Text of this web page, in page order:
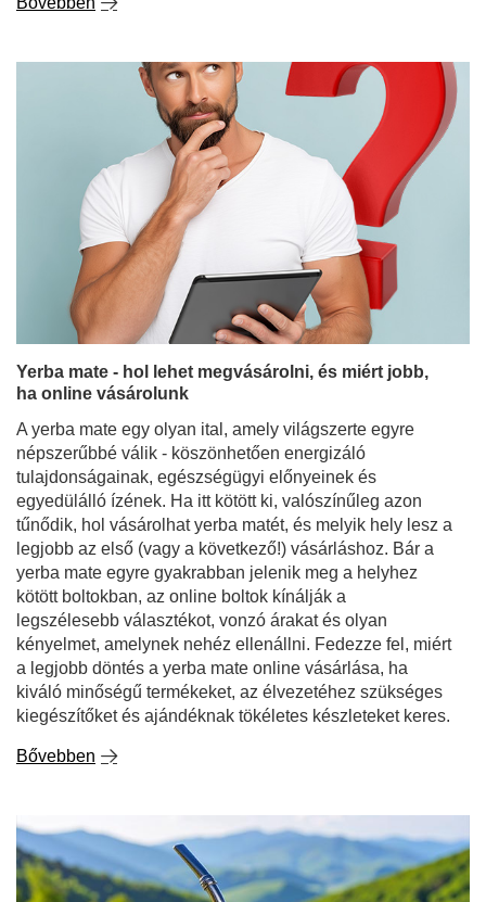
Yerba mate - hol lehet megvásárolni, és miért jobb,
ha online vásárolunk
A yerba mate egy olyan ital, amely világszerte egyre
népszerűbbé válik - köszönhetően energizáló
tulajdonságainak, egészségügyi előnyeinek és
egyedülálló ízének. Ha itt kötött ki, valószínűleg azon
tűnődik, hol vásárolhat yerba matét, és melyik hely lesz a
legjobb az első (vagy a következő!) vásárláshoz. Bár a
yerba mate egyre gyakrabban jelenik meg a helyhez
kötött boltokban, az online boltok kínálják a
legszélesebb választékot, vonzó árakat és olyan
kényelmet, amelynek nehéz ellenállni. Fedezze fel, miért
a legjobb döntés a yerba mate online vásárlása, ha
kiváló minőségű termékeket, az élvezetéhez szükséges
kiegészítőket és ajándéknak tökéletes készleteket keres.
Bővebben